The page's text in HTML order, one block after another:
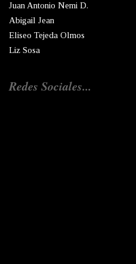
Juan Antonio Nemi D.
Abigail Jean
Eliseo Tejeda Olmos
Liz Sosa
Redes Sociales...